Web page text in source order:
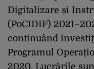
Digitalizare și
(PoCIDIF)
continuând
Programul
2020. Lucrările